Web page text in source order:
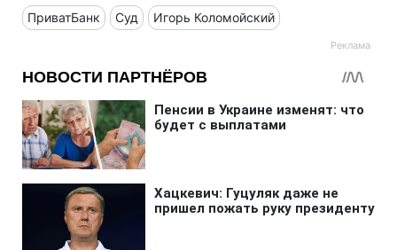
ПриватБанк Суд Игорь Коломойский